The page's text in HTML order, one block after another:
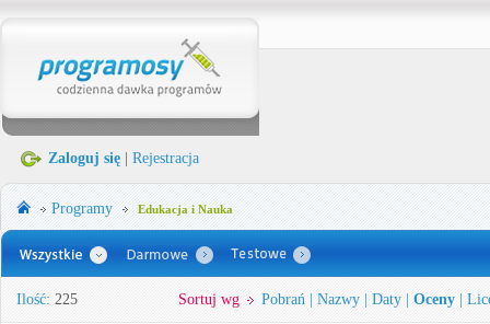
Zaloguj się Rejestracja
Programy Edukacja i Nauka
Ilość: 225 Sortuj wg Pobrań Nazwy Daty Oceny